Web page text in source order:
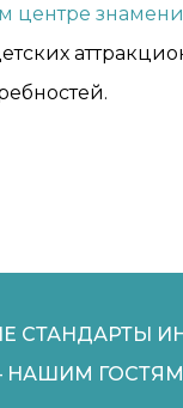
центре
СТАНДАРТЫ